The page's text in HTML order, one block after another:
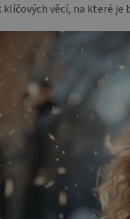
věcí, na které